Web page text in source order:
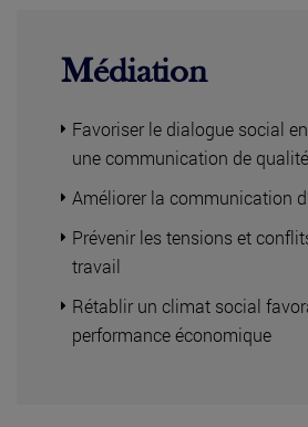
Médiation
Favoriser le dialogue social
une communication de qualité
Améliorer la communication
Prévenir les tensions et
travail
Rétablir un climat social
performance économique